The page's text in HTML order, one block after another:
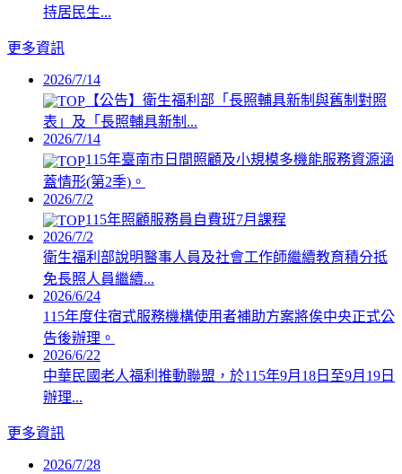
持居民生...
更多資訊
2026/7/14
【公告】衛生福利部「長照輔具新制與舊制對照
表」及「長照輔具新制...
2026/7/14
115年臺南市日間照顧及小規模多機能服務資源涵
蓋情形(第2季)。
2026/7/2
115年照顧服務員自費班7月課程
2026/7/2
衛生福利部說明醫事人員及社會工作師繼續教育積分抵
免長照人員繼續...
2026/6/24
115年度住宿式服務機構使用者補助方案將俟中央正式公
告後辦理。
2026/6/22
中華民國老人福利推動聯盟，於115年9月18日至9月19日
辦理...
更多資訊
2026/7/28